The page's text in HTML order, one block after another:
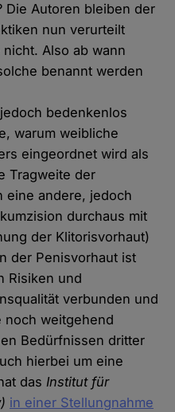
Die Autoren bleiben der
nun verurteilt
Also ab wann
benannt werden
bedenkenlos
warum weibliche
eingeordnet wird als
Tragweite der
eine andere, jedoch
durchaus mit
der Klitorisvorhaut)
der Penisvorhaut ist
Risiken und
verbunden und
noch weitgehend
Bedürfnissen dritter
hierbei um eine
dasInstitut für
in einer Stellungnahme